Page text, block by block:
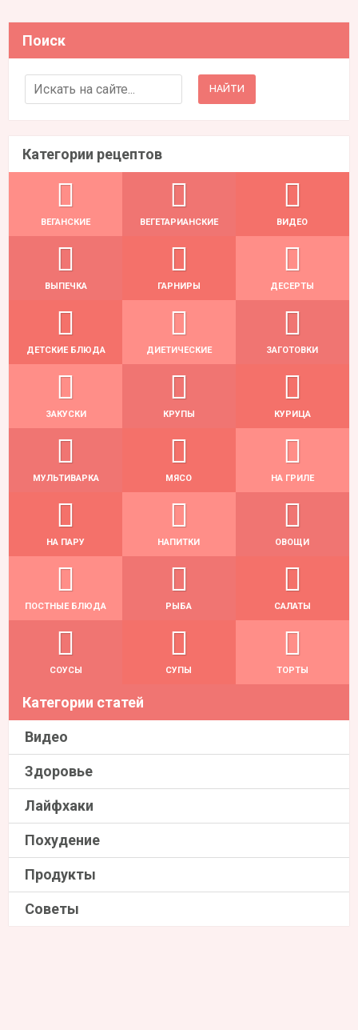
Поиск
Search for:
Категории рецептов
ВЕГАНСКИЕ ВЕГЕТАРИАНСКИЕ ВИДЕО
ВЫПЕЧКА ГАРНИРЫ ДЕСЕРТЫ
ДЕТСКИЕ БЛЮДА ДИЕТИЧЕСКИЕ ЗАГОТОВКИ
ЗАКУСКИ КРУПЫ КУРИЦА
МУЛЬТИВАРКА МЯСО НА ГРИЛЕ
НА ПАРУ НАПИТКИ ОВОЩИ
ПОСТНЫЕ БЛЮДА РЫБА САЛАТЫ
СОУСЫ СУПЫ ТОРТЫ
Категории статей
Видео
Здоровье
Лайфхаки
Похудение
Продукты
Советы